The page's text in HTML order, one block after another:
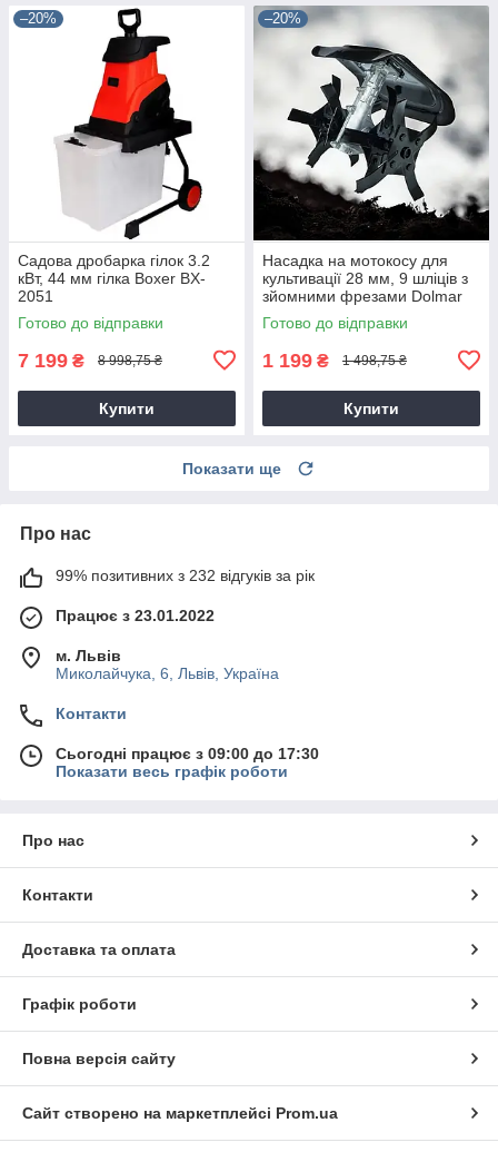
–20%
Садова дробарка гілок 3.2
кВт, 44 мм гілка Boxer BX-
2051
Готово до відправки
7 199 ₴ 8 998,75 ₴
Купити
–20%
Насадка на мотокосу для
культивації 28 мм, 9 шліців з
зйомними фрезами Dolmar
9T28
Готово до відправки
1 199 ₴ 1 498,75 ₴
Купити
Показати ще
Про нас
99% позитивних з 232 відгуків за рік
Працює з 23.01.2022
м. Львів
Миколайчука, 6, Львів, Україна
Контакти
Сьогодні працює з 09:00 до 17:30
Показати весь графік роботи
Про нас
Контакти
Доставка та оплата
Графік роботи
Повна версія сайту
Сайт створено на маркетплейсі Prom.ua